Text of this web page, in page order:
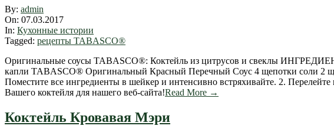
2017-
03-
07
By: admin
On: 07.03.2017
In: Кухонные истории
Tagged: рецепты TABASCO®
Оригинальные соусы TABASCO®: Коктейль из цитрусов и свеклы
капли TABASCO® Оригинальный Красный Перечный Соус 4 щепотки
Поместите все ингредиенты в шейкер и интенсивно встряхивайте. 2.
Вашего коктейля для нашего веб-сайта!Read More →
Коктейль Кровавая Мэри